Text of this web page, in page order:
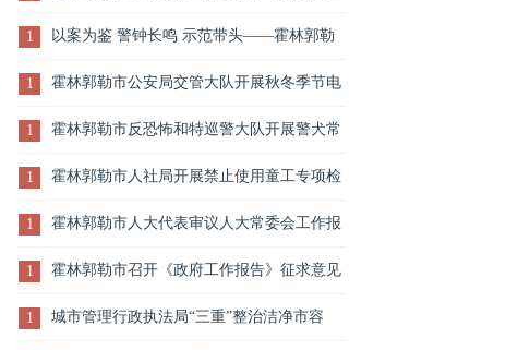
作1 以案为鉴 警钟长鸣 示范带头——霍林郭勒
市纪委监委召开酒驾警示教育大会
1 霍林郭勒市公安局交管大队开展秋冬季节电
动车专项整治行动
1 霍林郭勒市反恐怖和特巡警大队开展警犬常
态化巡逻工作
1 霍林郭勒市人社局开展禁止使用童工专项检
查行动
1 霍林郭勒市人大代表审议人大常委会工作报
告和法检两院工作报告
1 霍林郭勒市召开《政府工作报告》征求意见
座谈会
1 城市管理行政执法局“三重”整治洁净市容